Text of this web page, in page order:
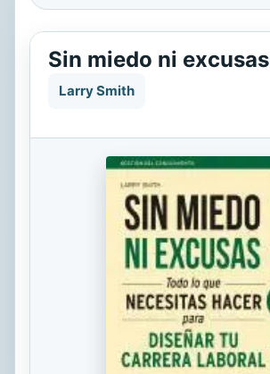
Sin miedo ni excusas
Larry Smith